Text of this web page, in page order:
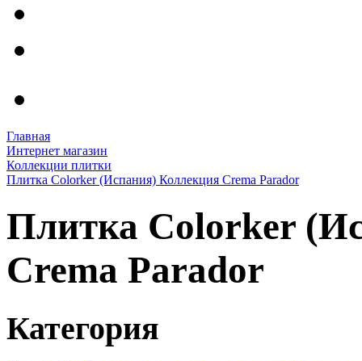
Главная
Интернет магазин
Коллекции плитки
Плитка Colorker (Испания) Коллекция Crema Parador
Плитка Colorker
Crema Parador
Категория